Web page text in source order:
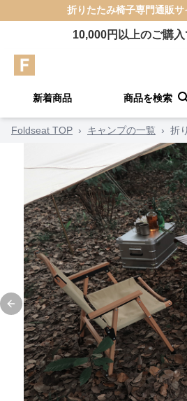
折りたたみ椅子専門通販サ
10,000円以上のご購
新着商品 商品を検索
Foldseat TOP › キャンプの一覧 › 折
Previous slide